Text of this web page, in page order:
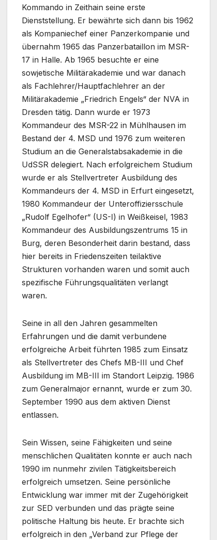
Kommando in Zeithain seine erste
Dienststellung. Er bewährte sich dann bis 1962
als Kompaniechef einer Panzerkompanie und
übernahm 1965 das Panzerbataillon im MSR-
17 in Halle. Ab 1965 besuchte er eine
sowjetische Militärakademie und war danach
als Fachlehrer/Hauptfachlehrer an der
Militärakademie „Friedrich Engels“ der NVA in
Dresden tätig. Dann wurde er 1973
Kommandeur des MSR-22 in Mühlhausen im
Bestand der 4. MSD und 1976 zum weiteren
Studium an die Generalstabsakademie in die
UdSSR delegiert. Nach erfolgreichem Studium
wurde er als Stellvertreter Ausbildung des
Kommandeurs der 4. MSD in Erfurt eingesetzt,
1980 Kommandeur der Unteroffiziersschule
„Rudolf Egelhofer“ (US-I) in Weißkeisel, 1983
Kommandeur des Ausbildungszentrums 15 in
Burg, deren Besonderheit darin bestand, dass
hier bereits in Friedenszeiten teilaktive
Strukturen vorhanden waren und somit auch
spezifische Führungsqualitäten verlangt
waren.
Seine in all den Jahren gesammelten
Erfahrungen und die damit verbundene
erfolgreiche Arbeit führten 1985 zum Einsatz
als Stellvertreter des Chefs MB-III und Chef
Ausbildung im MB-III im Standort Leipzig. 1986
zum Generalmajor ernannt, wurde er zum 30.
September 1990 aus dem aktiven Dienst
entlassen.
Sein Wissen, seine Fähigkeiten und seine
menschlichen Qualitäten konnte er auch nach
1990 im nunmehr zivilen Tätigkeitsbereich
erfolgreich umsetzen. Seine persönliche
Entwicklung war immer mit der Zugehörigkeit
zur SED verbunden und das prägte seine
politische Haltung bis heute. Er brachte sich
erfolgreich in den „Verband zur Pflege der